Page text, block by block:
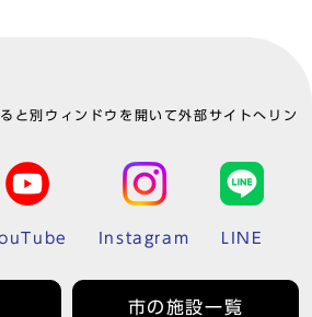
と別ウィンドウを開いて外部サイトへリン
Instagram LINE
市の施設一覧